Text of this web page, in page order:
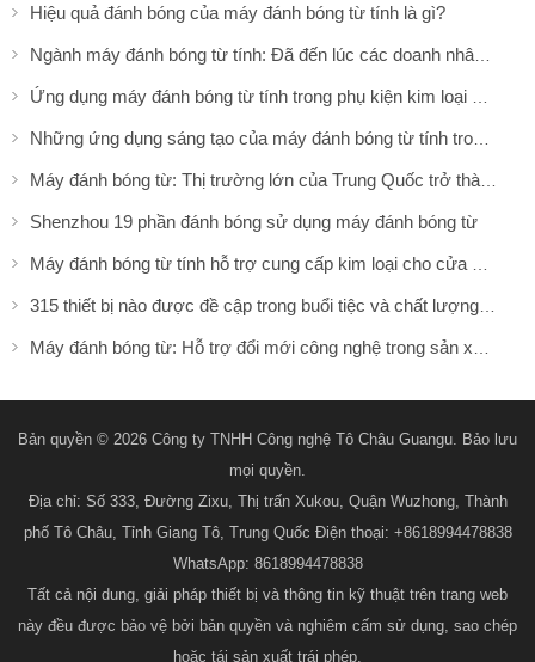
Hiệu quả đánh bóng của máy đánh bóng từ tính là gì?
Shenzhou 19 phần đánh bóng sử dụng máy đánh bóng từ
Bản quyền © 2026 Công ty TNHH Công nghệ Tô Châu Guangu. Bảo lưu
mọi quyền.
Địa chỉ: Số 333, Đường Zixu, Thị trấn Xukou, Quận Wuzhong, Thành
phố Tô Châu, Tỉnh Giang Tô, Trung Quốc Điện thoại: +8618994478838
WhatsApp: 8618994478838
Tất cả nội dung, giải pháp thiết bị và thông tin kỹ thuật trên trang web
này đều được bảo vệ bởi bản quyền và nghiêm cấm sử dụng, sao chép
hoặc tái sản xuất trái phép.